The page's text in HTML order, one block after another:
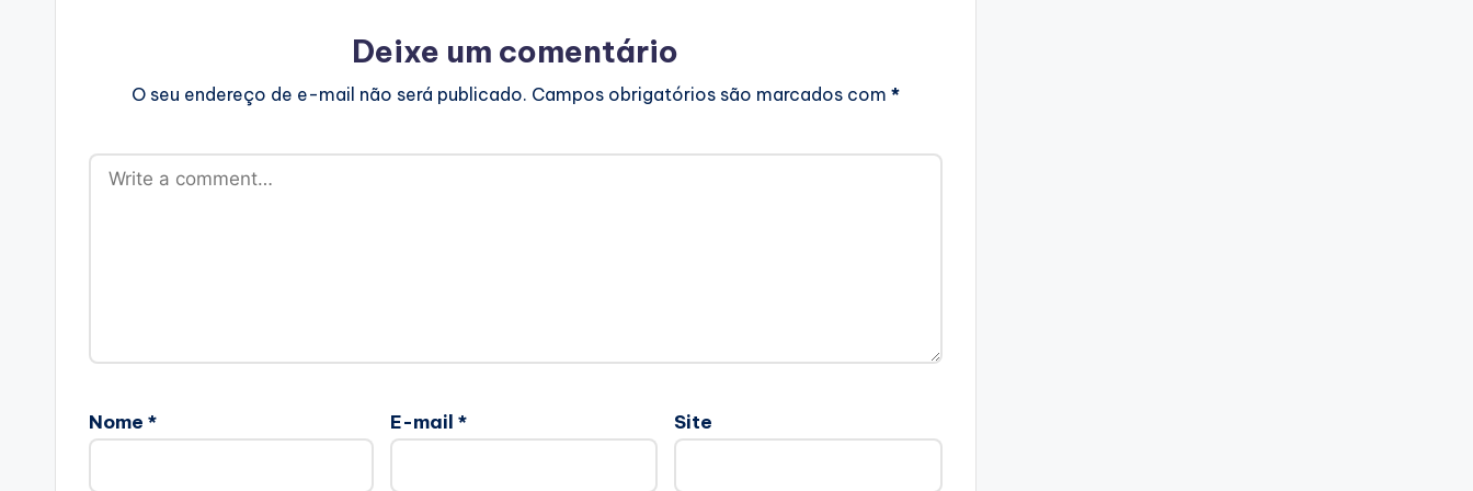
Deixe um comentário
O seu endereço de e-mail não será publicado. Campos obrigatórios são marcados com *
Nome * E-mail * Site